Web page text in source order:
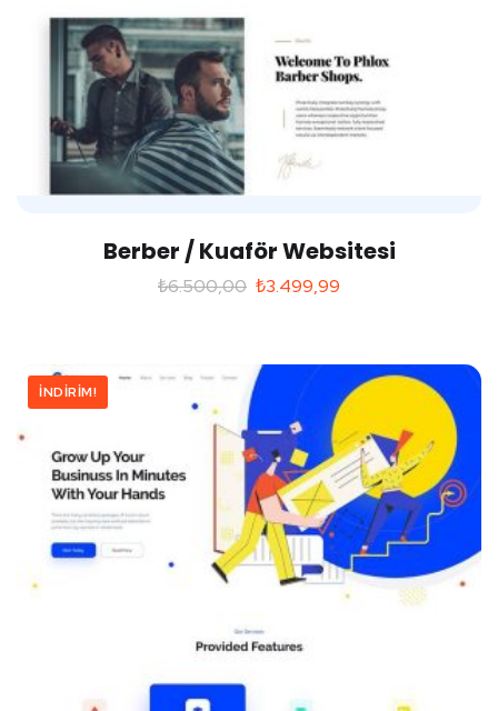
Berber / Kuaför Websitesi
₺6.500,00 ₺3.499,99
İNDIRIM!